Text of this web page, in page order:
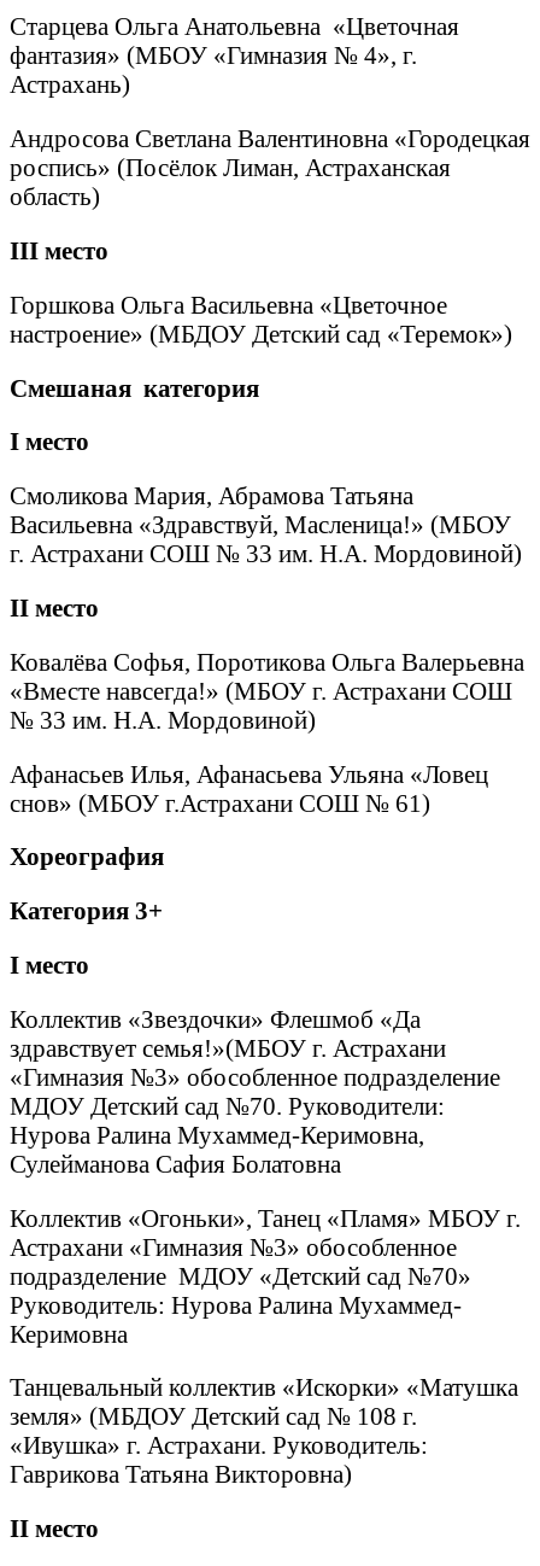
Старцева Ольга Анатольевна «Цветочная
фантазия» (МБОУ «Гимназия № 4», г.
Астрахань)
Андросова Светлана Валентиновна «Городецкая
роспись» (Посёлок Лиман, Астраханская
область)
III место
Горшкова Ольга Васильевна «Цветочное
настроение» (МБДОУ Детский сад «Теремок»)
Смешаная категория
I место
Смоликова Мария, Абрамова Татьяна
Васильевна «Здравствуй, Масленица!» (МБОУ
г. Астрахани СОШ № 33 им. Н.А. Мордовиной)
II место
Ковалёва Софья, Поротикова Ольга Валерьевна
«Вместе навсегда!» (МБОУ г. Астрахани СОШ
№ 33 им. Н.А. Мордовиной)
Афанасьев Илья, Афанасьева Ульяна «Ловец
снов» (МБОУ г.Астрахани СОШ № 61)
Хореография
Категория 3+
I место
Коллектив «Звездочки» Флешмоб «Да
здравствует семья!»(МБОУ г. Астрахани
«Гимназия №3» обособленное подразделение
МДОУ Детский сад №70. Руководители:
Нурова Ралина Мухаммед-Керимовна,
Сулейманова Сафия Болатовна
Коллектив «Огоньки», Танец «Пламя» МБОУ г.
Астрахани «Гимназия №3» обособленное
подразделение МДОУ «Детский сад №70»
Руководитель: Нурова Ралина Мухаммед-
Керимовна
Танцевальный коллектив «Искорки» «Матушка
земля» (МБДОУ Детский сад № 108 г.
«Ивушка» г. Астрахани. Руководитель:
Гаврикова Татьяна Викторовна)
II место